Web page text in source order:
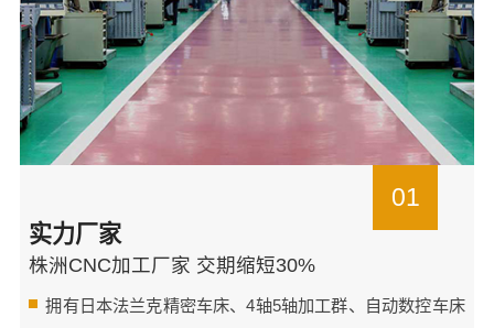
01
实力厂家
株洲CNC加工厂家 交期缩短30%
拥有日本法兰克精密车床、4轴5轴加工群、自动数控车床